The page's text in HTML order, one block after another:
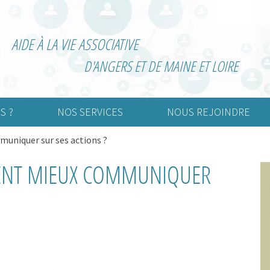
AIDE À LA VIE ASSOCIATIVE
D'ANGERS ET DE MAINE ET LOIRE
? NOS SERVICES
Création d’association
Vie associative
NOUS REJOINDRE
Devenir bénévole
sur ses actions ?
MIEUX COMMUNIQUER